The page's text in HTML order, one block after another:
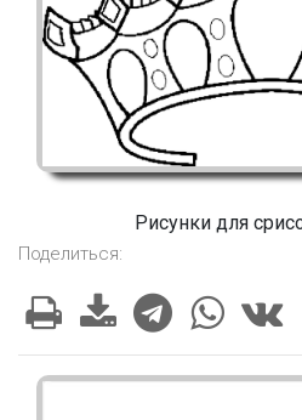
Рисунки для
Поделиться: